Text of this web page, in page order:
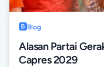
Blog
Alasan Partai
Capres 2029